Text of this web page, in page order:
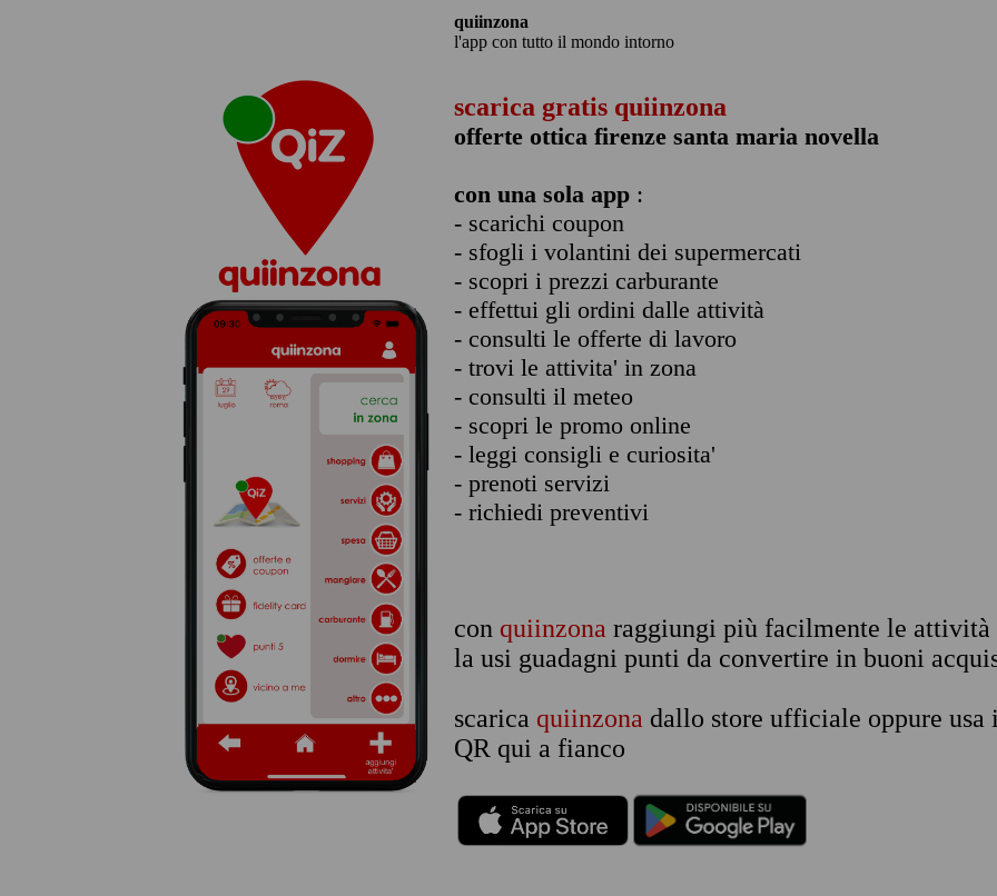
quiinzona
l'app con tutto il mondo intorno
scarica gratis quiinzona
offerte ottica firenze santa maria novella
con una sola app :
- scarichi coupon
- sfogli i volantini dei supermercati
- scopri i prezzi carburante
- effettui gli ordini dalle attività
- consulti le offerte di lavoro
- trovi le attivita' in zona
- consulti il meteo
- scopri le promo online
- leggi consigli e curiosita'
- prenoti servizi
- richiedi preventivi
con quiinzona raggiungi più facilmente le attività
la usi guadagni punti da convertire in buoni
scarica quiinzona dallo store ufficiale oppure usa
QR qui a fianco